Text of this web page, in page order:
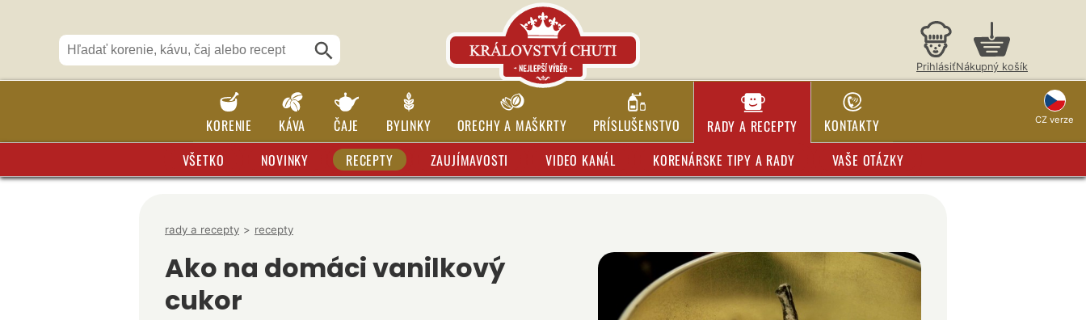
PrihlásiťNákupný košík
KORENIE KÁVA ČAJE BYLINKY ORECHY A MAŠKRTY PRÍSLUŠENSTVO RADY A RECEPTY KONTAKTY CZ verze
VŠETKO NOVINKY RECEPTY ZAUJÍMAVOSTI VIDEO KANÁL KORENÁRSKE TIPY A RADY VAŠE OTÁZKY
rady a recepty > recepty
Ako na domáci vanilkový
cukor